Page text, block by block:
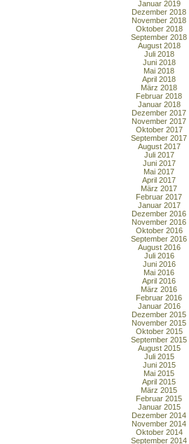
Januar 2019
Dezember 2018
November 2018
Oktober 2018
September 2018
August 2018
Juli 2018
Juni 2018
Mai 2018
April 2018
März 2018
Februar 2018
Januar 2018
Dezember 2017
November 2017
Oktober 2017
September 2017
August 2017
Juli 2017
Juni 2017
Mai 2017
April 2017
März 2017
Februar 2017
Januar 2017
Dezember 2016
November 2016
Oktober 2016
September 2016
August 2016
Juli 2016
Juni 2016
Mai 2016
April 2016
März 2016
Februar 2016
Januar 2016
Dezember 2015
November 2015
Oktober 2015
September 2015
August 2015
Juli 2015
Juni 2015
Mai 2015
April 2015
März 2015
Februar 2015
Januar 2015
Dezember 2014
November 2014
Oktober 2014
September 2014